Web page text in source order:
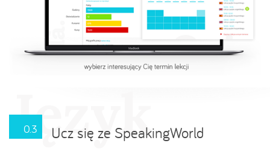
0.3 Ucz się ze SpeakingWorld
Język